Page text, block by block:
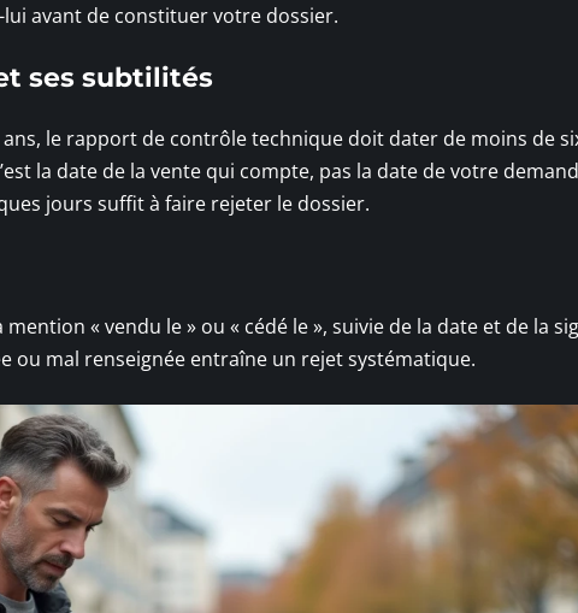
lui avant de constituer votre dossier.
ses subtilités
le rapport de contrôle technique doit dater de moins de
la date de la vente qui compte, pas la date de votre
jours suffit à faire rejeter le dossier.
« vendu le » ou « cédé le », suivie de la date et de la
ou mal renseignée entraîne un rejet systématique.